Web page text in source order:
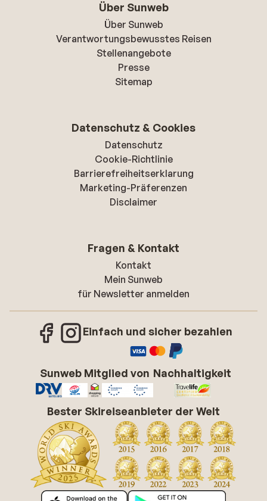
Über Sunweb
Über Sunweb
Verantwortungsbewusstes Reisen
Stellenangebote
Presse
Sitemap
Datenschutz & Cookies
Datenschutz
Cookie-Richtlinie
Barrierefreiheitserklarung
Marketing-Präferenzen
Disclaimer
Fragen & Kontakt
Kontakt
Mein Sunweb
für Newsletter anmelden
Einfach und sicher bezahlen
Sunweb Mitglied von Nachhaltigkeit
Bester Skireiseanbieter der Welt